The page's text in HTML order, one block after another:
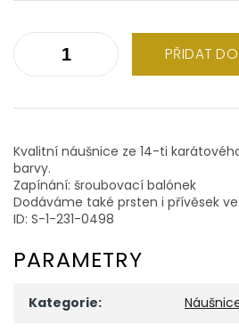
PŘIDAT
Kvalitní náušnice ze 14-ti
barvy.
Zapínání: šroubovací balónek
Dodáváme také prsten i přívěsek
ID: S-1-231-0498
PARAMETRY
Kategorie: